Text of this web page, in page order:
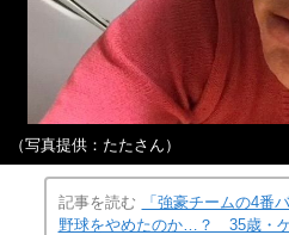
（写真提供：たたさん）
記事を読む
「強豪チームの4番
野球をやめたのか…？ 35歳・